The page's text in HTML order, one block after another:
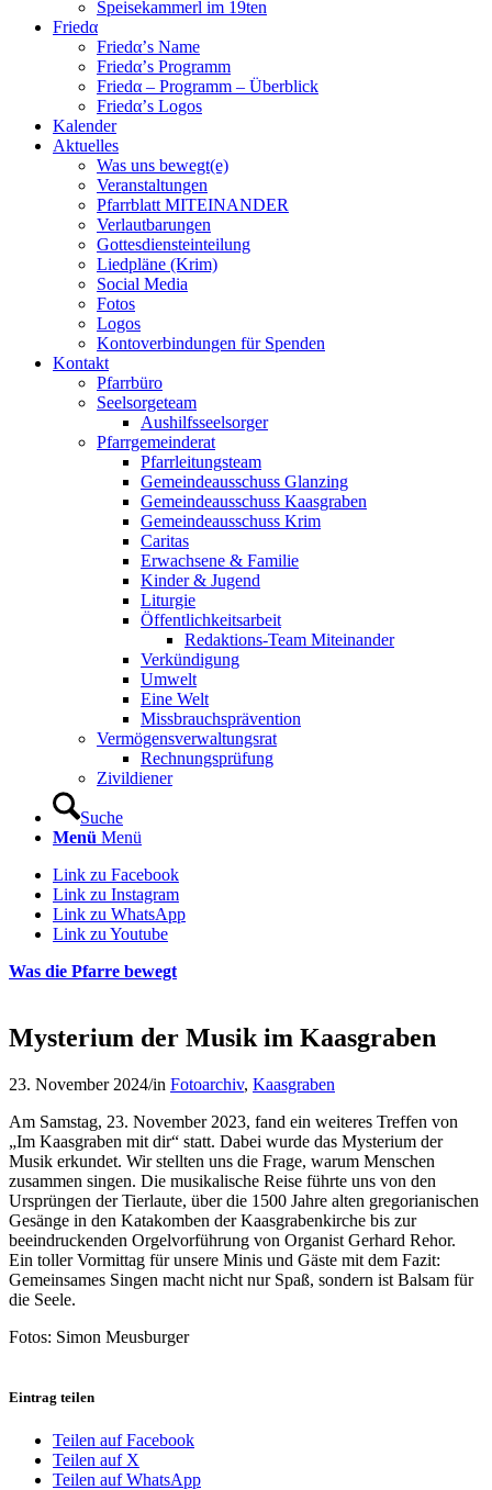
Speisekammerl im 19ten
Friedα
Friedα’s Name
Friedα’s Programm
Friedα – Programm – Überblick
Friedα’s Logos
Kalender
Aktuelles
Was uns bewegt(e)
Veranstaltungen
Pfarrblatt MITEINANDER
Verlautbarungen
Gottesdiensteinteilung
Liedpläne (Krim)
Social Media
Fotos
Logos
Kontoverbindungen für Spenden
Kontakt
Pfarrbüro
Seelsorgeteam
Aushilfsseelsorger
Pfarrgemeinderat
Pfarrleitungsteam
Gemeindeausschuss Glanzing
Gemeindeausschuss Kaasgraben
Gemeindeausschuss Krim
Caritas
Erwachsene & Familie
Kinder & Jugend
Liturgie
Öffentlichkeitsarbeit
Redaktions-Team Miteinander
Verkündigung
Umwelt
Eine Welt
Missbrauchsprävention
Vermögensverwaltungsrat
Rechnungsprüfung
Zivildiener
Suche
Menü Menü
Link zu Facebook
Link zu Instagram
Link zu WhatsApp
Link zu Youtube
Was die Pfarre bewegt
Mysterium der Musik im Kaasgraben
23. November 2024/in Fotoarchiv, Kaasgraben
Am Samstag, 23. November 2023, fand ein weiteres Treffen von
„Im Kaasgraben mit dir“ statt. Dabei wurde das Mysterium der
Musik erkundet. Wir stellten uns die Frage, warum Menschen
zusammen singen. Die musikalische Reise führte uns von den
Ursprüngen der Tierlaute, über die 1500 Jahre alten gregorianischen
Gesänge in den Katakomben der Kaasgrabenkirche bis zur
beeindruckenden Orgelvorführung von Organist Gerhard Rehor.
Ein toller Vormittag für unsere Minis und Gäste mit dem Fazit:
Gemeinsames Singen macht nicht nur Spaß, sondern ist Balsam für
die Seele.
Fotos: Simon Meusburger
Eintrag teilen
Teilen auf Facebook
Teilen auf X
Teilen auf WhatsApp